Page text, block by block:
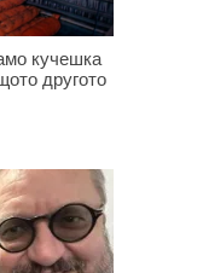
кучешка
другото